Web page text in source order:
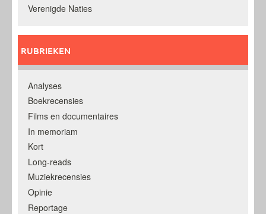
Verenigde Naties
RUBRIEKEN
Analyses
Boekrecensies
Films en documentaires
In memoriam
Kort
Long-reads
Muziekrecensies
Opinie
Reportage